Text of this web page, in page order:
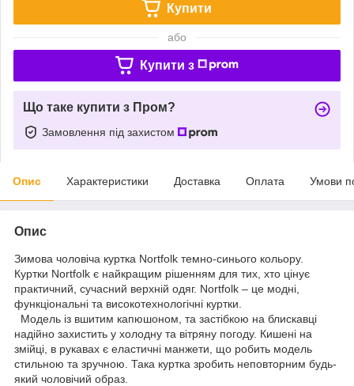
Купити
або
Купити з
Що таке купити з Пром?
Замовлення під захистом
Опис Характеристики Доставка Оплата Умови
Опис
Зимова чоловіча куртка Nortfolk темно-синього кольору.
Куртки Nortfolk є найкращим рішенням для тих, хто цінує
практичний, сучасний верхній одяг. Nortfolk – це модні,
функціональні та високотехнологічні куртки.
Модель із вшитим капюшоном, та застібкою на блискавці
надійно захистить у холодну та вітряну погоду. Кишені на
змійці, в рукавах є еластичні манжети, що робить модель
стильною та зручною. Така куртка зробить неповторним будь-
який чоловічий образ.